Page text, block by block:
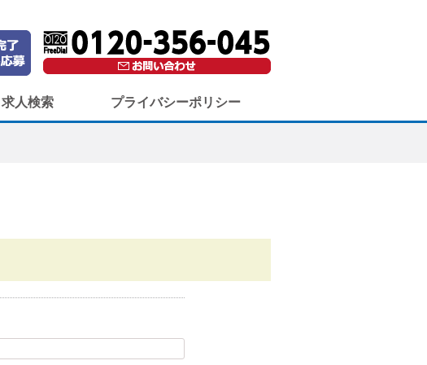
求人検索 プライバシーポリシー